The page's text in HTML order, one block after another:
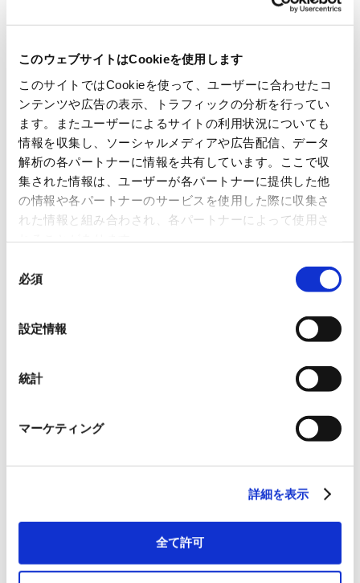
このウェブサイトはCookieを使用します
このサイトではCookieを使って、ユーザーに合わせたコ
ンテンツや広告の表示、トラフィックの分析を行ってい
ます。またユーザーによるサイトの利用状況についても
情報を収集し、ソーシャルメディアや広告配信、データ
解析の各パートナーに情報を共有しています。ここで収
集された情報は、ユーザーが各パートナーに提供した他
の情報や各パートナーのサービスを使用した際に収集さ
れた情報と組み合わされ、各パートナーによって使用さ
必須
設定情報
統計
マーケティング
詳細を表示
全て許可
▶ 展示会概要
展示会名
第10回 工場設備・備品展
（第11回 ものづくり ワールド [名古屋] 内）
開催日時
2026年4月8日 (水)～10日（金） 10:00-17:00
会場
「第10回 工場設備・備品展」来場事前登録
主催